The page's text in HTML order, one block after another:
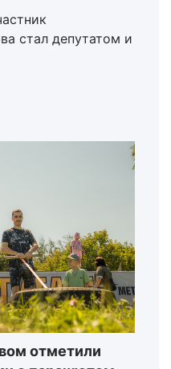
стал депутатом и
отметили